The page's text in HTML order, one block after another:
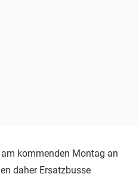
kommenden Montag an
daher Ersatzbusse